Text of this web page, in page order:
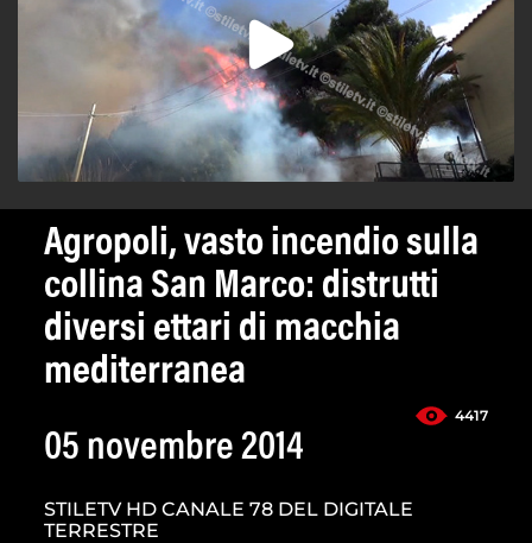
Agropoli, vasto incendio sulla
collina San Marco: distrutti
diversi ettari di macchia
mediterranea
4417
05 novembre 2014
STILETV HD CANALE 78 DEL DIGITALE
TERRESTRE